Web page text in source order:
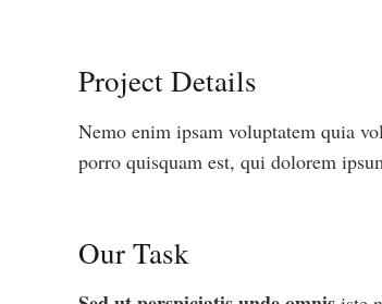
Project Details
Nemo enim ipsam voluptatem quia
porro quisquam est, qui dolorem
Our Task